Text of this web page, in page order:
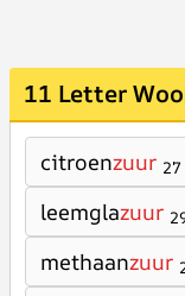
11 Letter
citroenzuur 27
leemglazuur
methaanzuur